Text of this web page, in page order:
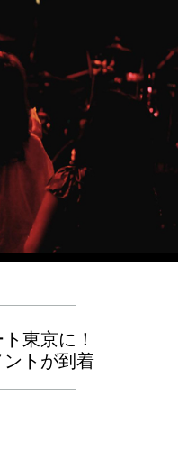
東京に！
トが到着